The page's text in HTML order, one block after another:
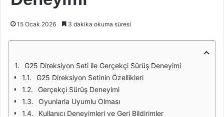
15 Ocak 2026 3 dakika okuma süresi
G25 Direksiyon Seti ile Gerçekçi Sürüş Deneyimi
G25 Direksiyon Setinin Özellikleri
Gerçekçi Sürüş Deneyimi
Oyunlarla Uyumlu Olması
Kullanıcı Deneyimleri ve Geri Bildirimler